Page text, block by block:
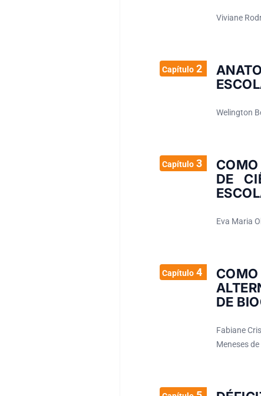
Viviane
Capítulo2
Welington
Capítulo3
DE
Eva Maria
Capítulo4
DE
Fabiane
Meneses